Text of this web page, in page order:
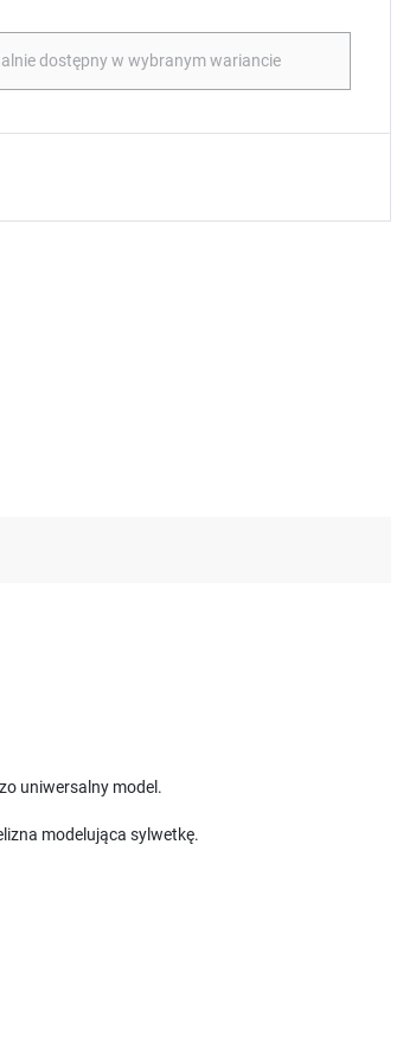
dostępny w wybranym wariancie
uniwersalny model.
modelująca sylwetkę.